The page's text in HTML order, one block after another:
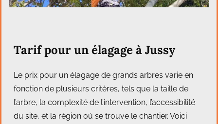
Tarif pour un élagage à Jussy
Le prix pour un élagage de grands arbres varie en
fonction de plusieurs critères, tels que la taille de
l’arbre, la complexité de l’intervention, l’accessibilité
du site, et la région où se trouve le chantier. Voici